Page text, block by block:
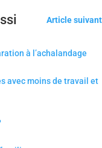
Article suivant
à l’achalandage
avec moins de travail et